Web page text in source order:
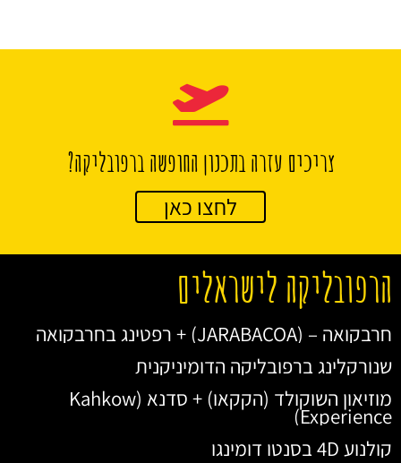
צריכים עזרה בתכנון החופשה ברפובליקה?
לחצו כאן
הרפובליקה לישראלים
חרבקואה – (JARABACOA) + רפטינג בחרבקואה
שנורקלינג ברפובליקה הדומיניקנית
מוזיאון השוקולד (הקקאו) + סדנא (Kahkow
Experience)
קולנוע 4D בסנטו דומינגו